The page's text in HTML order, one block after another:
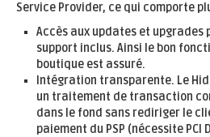
Service Provider, ce qui comporte
Accès aux updates et upgrades
support inclus. Ainsi le bon
boutique est assuré.
Intégration transparente. Le
un traitement de transaction
dans le fond sans rediriger le
paiement du PSP (nécessite PCI